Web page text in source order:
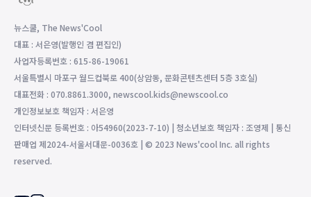
뉴스쿨, The News'Cool
대표 : 서은영(발행인 겸 편집인)
사업자등록번호 : 615-86-19061
서울특별시 마포구 월드컵북로 400(상암동, 문화콘텐츠센터 5층 3호실)
대표전화 : 070.8861.3000, newscool.kids@newscool.co
개인정보보호 책임자 : 서은영
인터넷신문 등록번호 : 아54960(2023-7-10) | 청소년보호 책임자 : 조영제 | 통신
판매업 제2024-서울서대문-0036호 | © 2023 News'cool Inc. all rights
reserved.